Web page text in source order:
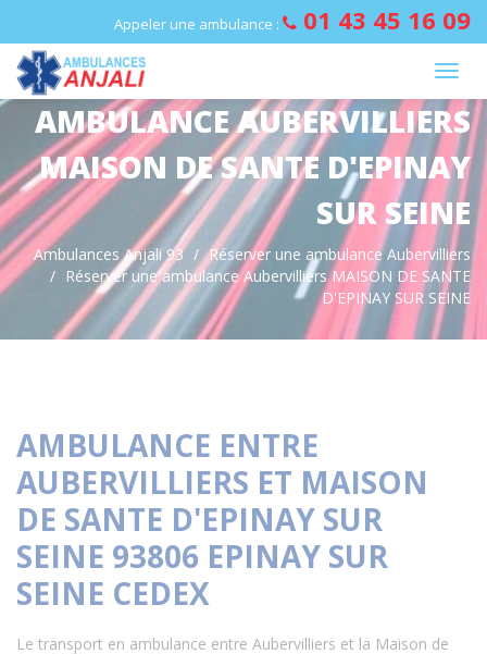
Appeler une ambulance : 01 43 45 16 09
AMBULANCE AUBERVILLIERS
MAISON DE SANTE D'EPINAY
SUR SEINE
Ambulances Anjali 93
Réserver une ambulance Aubervilliers
Réserver une ambulance Aubervilliers MAISON DE SANTE
D'EPINAY SUR SEINE
AMBULANCE ENTRE
AUBERVILLIERS ET MAISON
DE SANTE D'EPINAY SUR
SEINE 93806 EPINAY SUR
SEINE CEDEX
Le transport en ambulance entre Aubervilliers et la Maison de